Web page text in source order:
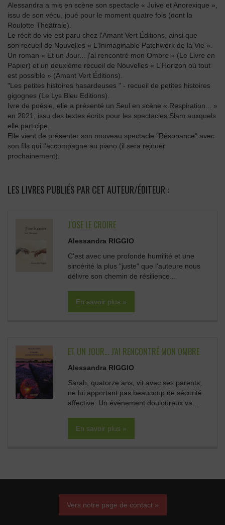
Alessandra a mis en scène son spectacle « Juive et Anorexique »,
issu de son vécu, joué pour le moment quatre fois (dont la
Roulotte Théâtrale).
Le récit de vie est paru chez l'Amant Vert Éditions, ainsi que
son recueil de Nouvelles « L'Inimaginable Patchwork de la Vie ».
Un roman « Et un Jour... j'ai rencontré mon Ombre » (Le Livre en
Papier) et un deuxième recueil de Nouvelles « L'Horizon où tout
est possible » (Amant Vert Éditions).
"Les petites histoires hasardeuses " - recueil de petites histoires
gigognes (Le Lys Bleu Editions).
Ivre de poésie, elle a présenté un Seul en scène « Respiration... »
en 2021, issu des textes écrits pour les spectacles Slam auxquels
elle participe.
Elle vient de présenter son nouveau spectacle "Résonance" avec
son fils qui l'accompagne au piano (il sera rejouer
prochainement).
LES LIVRES PUBLIÉS PAR CET AUTEUR/ÉDITEUR :
J'OSE LE CROIRE
Alessandra RIGGIO
C'est avec une profonde humilité et une
sincérité la plus "juste" que l'auteure nous
délivre son chemin de résilience...
En savoir plus »
ET UN JOUR... J'AI RENCONTRÉ MON OMBRE
Alessandra RIGGIO
Sarah, quatorze ans, vit avec ses parents,
ne lui apportant pas beaucoup de sécurité
affective. Un événement douloureux va...
En savoir plus »
Vers notre page de contact »